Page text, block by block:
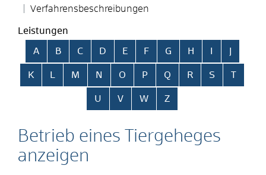
Verfahrensbeschreibungen
Leistungen
Alphabetisches Register überspringen
A B C D E F G H
K L M N O P Q R S T
U V W Z
Betrieb eines Tiergeheges
anzeigen